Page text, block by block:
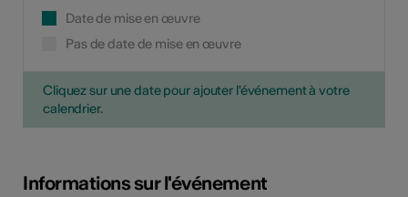
Date de mise en œuvre
Pas de date de mise en œuvre
Cliquez sur une date pour ajouter l'événement à votre
calendrier.
Informations sur l'événement